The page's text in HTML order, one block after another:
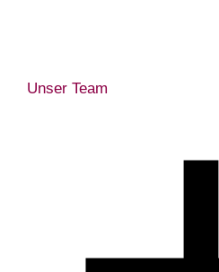
Unser Team